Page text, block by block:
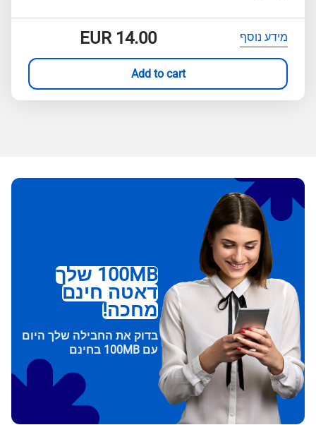
מידע נוסף EUR14.00
Add to cart
100MB שלך
דאטה חינם
מחכה!
בדוק את החבילה שלך היום
עם 100MB בחינם